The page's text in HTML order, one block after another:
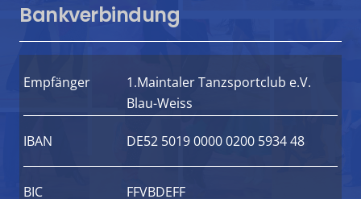
Bankverbindung
Empfänger
1.Maintaler Tanzsportclub e.V.
Blau-Weiss
IBAN DE52 5019 0000 0200 5934 48
BIC FFVBDEFF